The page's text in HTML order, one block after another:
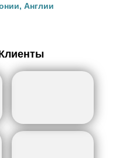
Англии